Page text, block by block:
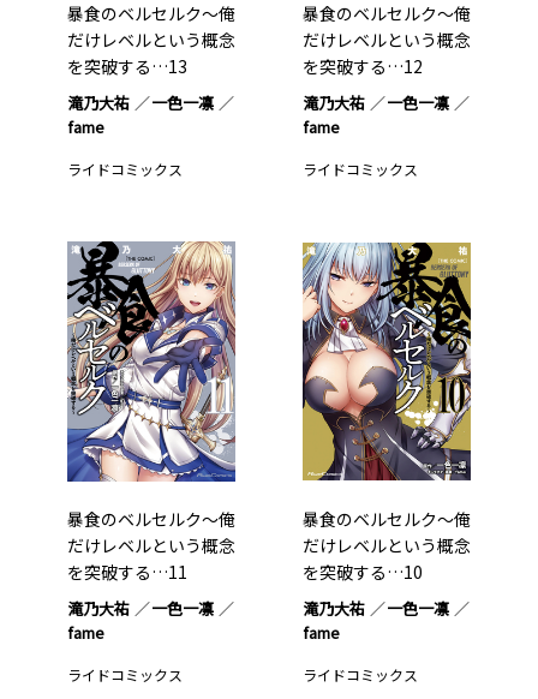
暴食のベルセルク～俺
だけレベルという概念
を突破する…13
滝乃大祐
一色一凛
fame
ライドコミックス
暴食のベルセルク～俺
だけレベルという概念
を突破する…12
滝乃大祐
一色一凛
fame
ライドコミックス
暴食のベルセルク～俺
だけレベルという概念
を突破する…11
滝乃大祐
一色一凛
fame
ライドコミックス
暴食のベルセルク～俺
だけレベルという概念
を突破する…10
滝乃大祐
一色一凛
fame
ライドコミックス